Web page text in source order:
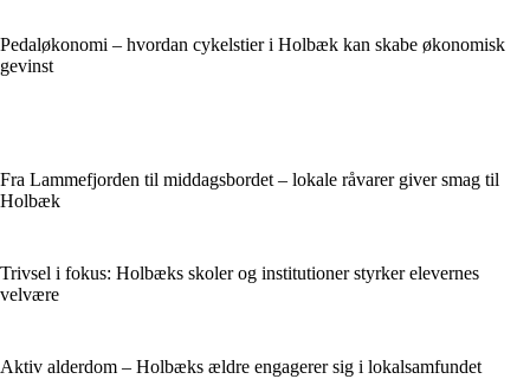
Pedaløkonomi – hvordan cykelstier i Holbæk kan skabe økonomisk
gevinst
Fra Lammefjorden til middagsbordet – lokale råvarer giver smag til
Holbæk
Trivsel i fokus: Holbæks skoler og institutioner styrker elevernes
velvære
Aktiv alderdom – Holbæks ældre engagerer sig i lokalsamfundet